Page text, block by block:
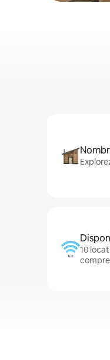
10